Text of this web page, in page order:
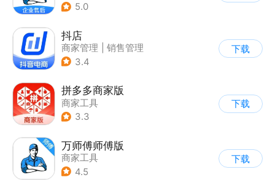
5.0
抖店
商家管理
销售管理
3.4
下载
拼多多商家版
商家工具
3.3
下载
万师傅师傅版
商家工具
4.5
下载